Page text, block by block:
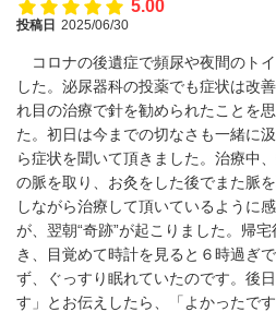
5.00
投稿日 2025/06/30
コロナの後遺症で頻尿や夜間のト
した。泌尿器科の投薬でも症状は改
れ目の治療で針を勧められたことを
た。初日は今までの切なさも一緒に
ら症状を聞いて頂きました。治療中
の脈を取り、お灸をした後でまた脈
しながら治療して頂いているように
が、翌朝“奇跡”が起こりました。帰
き、目覚めて時計を見ると６時過ぎ
ず、ぐっすり眠れていたのです。後
す」とお伝えしたら、「よかったで